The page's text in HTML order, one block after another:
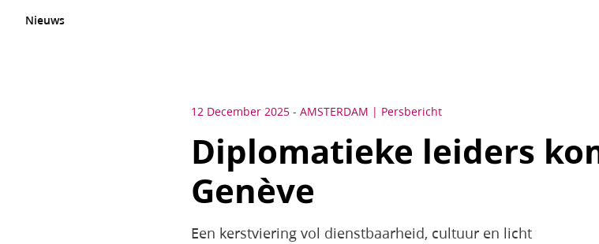
Nieuws
12 December 2025 - AMSTERDAM Persbericht
Diplomatieke leiders
Genève
Een kerstviering vol dienstbaarheid, cultuur en licht